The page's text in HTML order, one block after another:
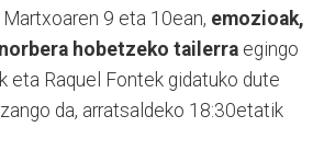
Martxoaren 9 eta 10ean, emozioak,
hobetzeko tailerra egingo
eta Raquel Fontek gidatuko dute
da, arratsaldeko 18:30etatik